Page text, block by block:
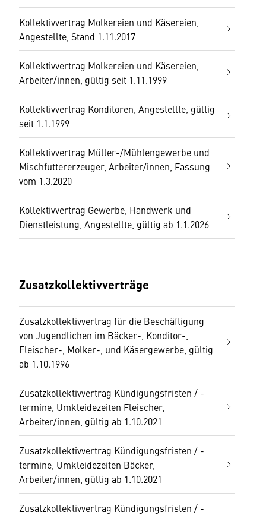
Kollektivvertrag Molkereien und Käsereien,
Angestellte, Stand 1.11.2017
Kollektivvertrag Molkereien und Käsereien,
Arbeiter/innen, gültig seit 1.11.1999
Kollektivvertrag Konditoren, Angestellte, gültig
seit 1.1.1999
Kollektivvertrag Müller-/Mühlengewerbe und
Mischfuttererzeuger, Arbeiter/innen, Fassung
vom 1.3.2020
Kollektivvertrag Gewerbe, Handwerk und
Dienstleistung, Angestellte, gültig ab 1.1.2026
Zusatzkollektivverträge
Zusatzkollektivvertrag für die Beschäftigung
von Jugendlichen im Bäcker-, Konditor-,
Fleischer-, Molker-, und Käsergewerbe, gültig
ab 1.10.1996
Zusatzkollektivvertrag Kündigungsfristen / -
termine, Umkleidezeiten Fleischer,
Arbeiter/innen, gültig ab 1.10.2021
Zusatzkollektivvertrag Kündigungsfristen / -
termine, Umkleidezeiten Bäcker,
Arbeiter/innen, gültig ab 1.10.2021
Zusatzkollektivvertrag Kündigungsfristen / -